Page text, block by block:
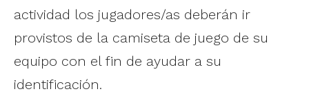
actividad los jugadores/as deberán ir
provistos de la camiseta de juego de su
equipo con el fin de ayudar a su
identificación.